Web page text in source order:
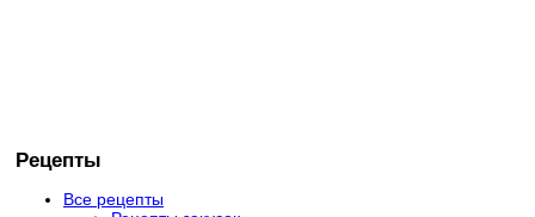
Рецепты
Все рецепты